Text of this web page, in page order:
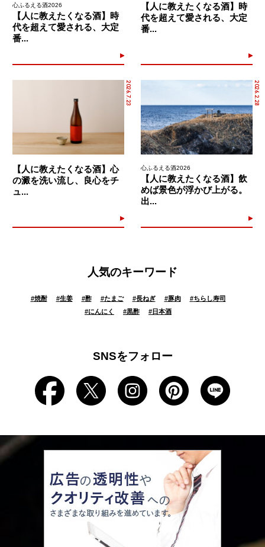
心ふるえる酒2026
【人に教えたくなる酒】時
代を超えて愛される、大定
番...
【人に教えたくなる酒】時
代を超えて愛される、大定
番...
2026.7.23
【人に教えたくなる酒】心
の澱を洗い流し、良心をチ
ュ...
2026.2.28
心ふるえる酒2026
【人に教えたくなる酒】飲
めば景色が浮かび上がる。
出...
人気のキーワード
#焼酎 #生姜 #酢 #たまご #長ねぎ #豚肉 #ちらし寿司
#にんにく #黒酢 #日本酒
SNSをフォロー